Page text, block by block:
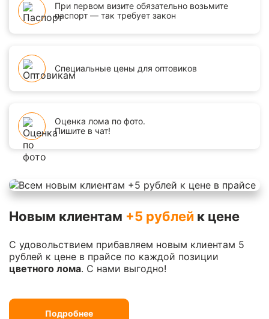
При первом визите обязательно возьмите
паспорт — так требует закон
Специальные цены для оптовиков
Оценка лома по фото.
Пишите в чат!
Новым клиентам +5 рублей к цене
С удовольствием прибавляем новым клиентам 5
рублей к цене в прайсе по каждой позиции
цветного лома. С нами выгодно!
Подробнее